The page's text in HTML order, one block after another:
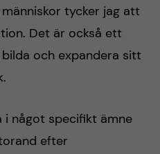
tycker jag att
Det är också ett
och expandera sitt
i något specifikt ämne
efter